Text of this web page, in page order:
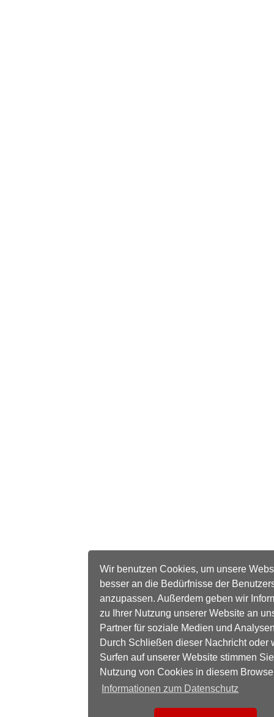
Wir benutzen Cookies, um unsere
besser an die Bedürfnisse der
anzupassen. Außerdem geben wir
zu Ihrer Nutzung unserer Website an
Partner für soziale Medien und
Durch Schließen dieser Nachricht oder
Surfen auf unserer Website stimmen
Nutzung von Cookies in diesem
Informationen zum Datenschutz